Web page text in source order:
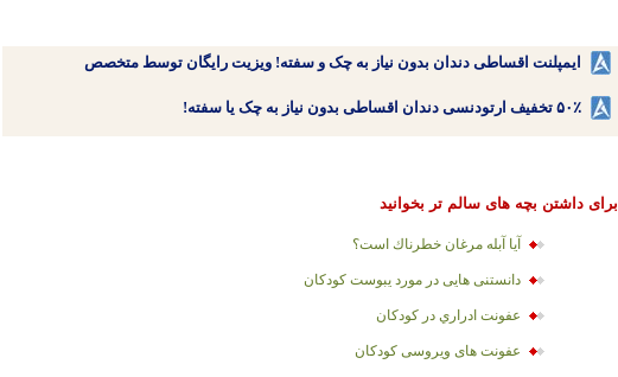
ایمپلنت اقساطی دندان بدون نیاز به چک و سفته! ویزیت رایگان توسط متخصص
۵۰٪ تخفیف ارتودنسی دندان اقساطی بدون نیاز به چک یا سفته!
برای داشتن بچه های سالم تر بخوانید
آيا آبله مرغان خطرناك است؟
دانستنی هایی در مورد یبوست کودکان
عفونت ادراري در كودكان
عفونت های ویروسی کودکان